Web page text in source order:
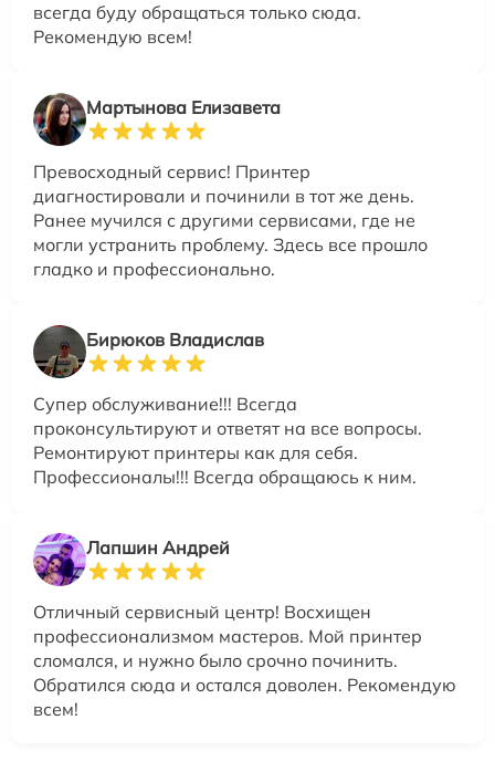
всегда буду обращаться только сюда.
Рекомендую всем!
Мартынова Елизавета
Превосходный сервис! Принтер
диагностировали и починили в тот же день.
Ранее мучился с другими сервисами, где не
могли устранить проблему. Здесь все прошло
гладко и профессионально.
Бирюков Владислав
Супер обслуживание!!! Всегда
проконсультируют и ответят на все вопросы.
Ремонтируют принтеры как для себя.
Профессионалы!!! Всегда обращаюсь к ним.
Лапшин Андрей
Отличный сервисный центр! Восхищен
профессионализмом мастеров. Мой принтер
сломался, и нужно было срочно починить.
Обратился сюда и остался доволен. Рекомендую
всем!